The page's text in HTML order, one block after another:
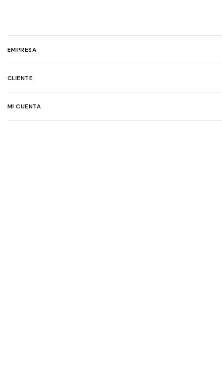
EMPRESA
CLIENTE
MI CUENTA